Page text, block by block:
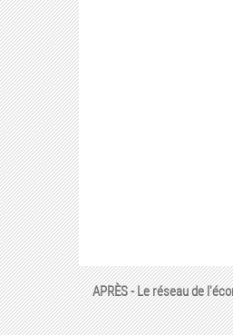
APRÈS - Le réseau de